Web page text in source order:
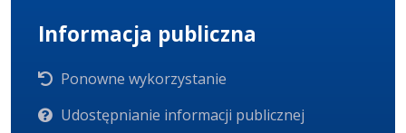
Informacja publiczna
Ponowne wykorzystanie
Udostępnianie informacji publicznej